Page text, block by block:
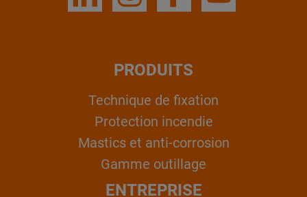
PRODUITS
Technique de fixation
Protection incendie
Mastics et anti-corrosion
Gamme outillage
ENTREPRISE